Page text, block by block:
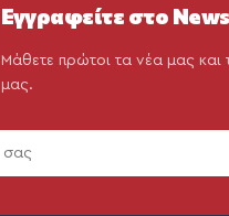
Εγγραφείτε στο
Μάθετε πρώτοι τα νέα μας και
μας.